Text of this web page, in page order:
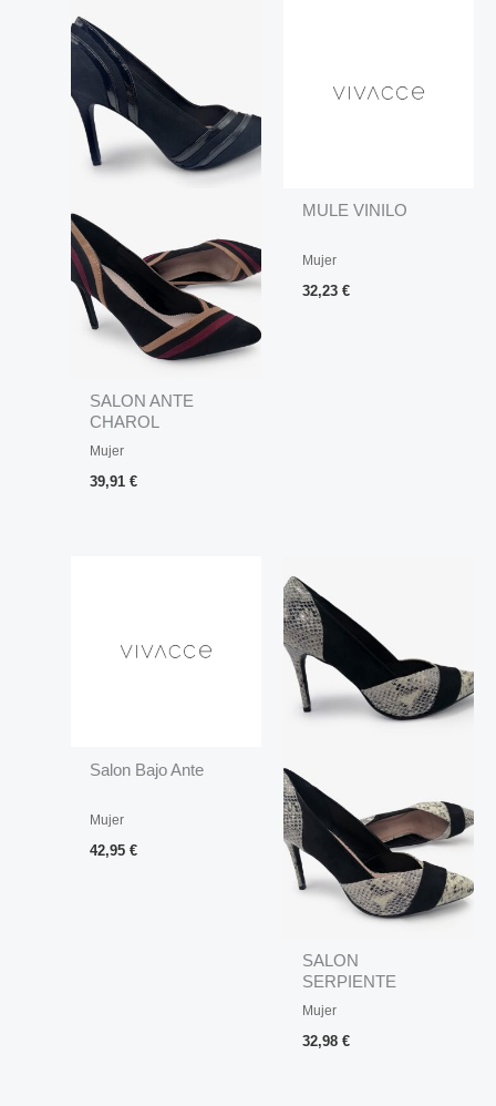
SALON ANTE
CHAROL
Mujer
39,91€
MULE VINILO
Mujer
32,23€
Salon Bajo Ante
Mujer
42,95€
SALON
SERPIENTE
Mujer
32,98€